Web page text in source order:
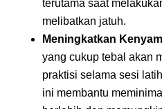
terutama saat
melibatkan jatuh.
Meningkatkan
yang cukup tebal akan
praktisi selama sesi
ini membantu